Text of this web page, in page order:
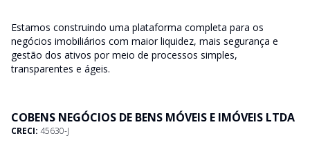
Estamos construindo uma plataforma completa para os
negócios imobiliários com maior liquidez, mais segurança e
gestão dos ativos por meio de processos simples,
transparentes e ágeis.
COBENS NEGÓCIOS DE BENS MÓVEIS E IMÓVEIS LTDA
CRECI: 45630-J